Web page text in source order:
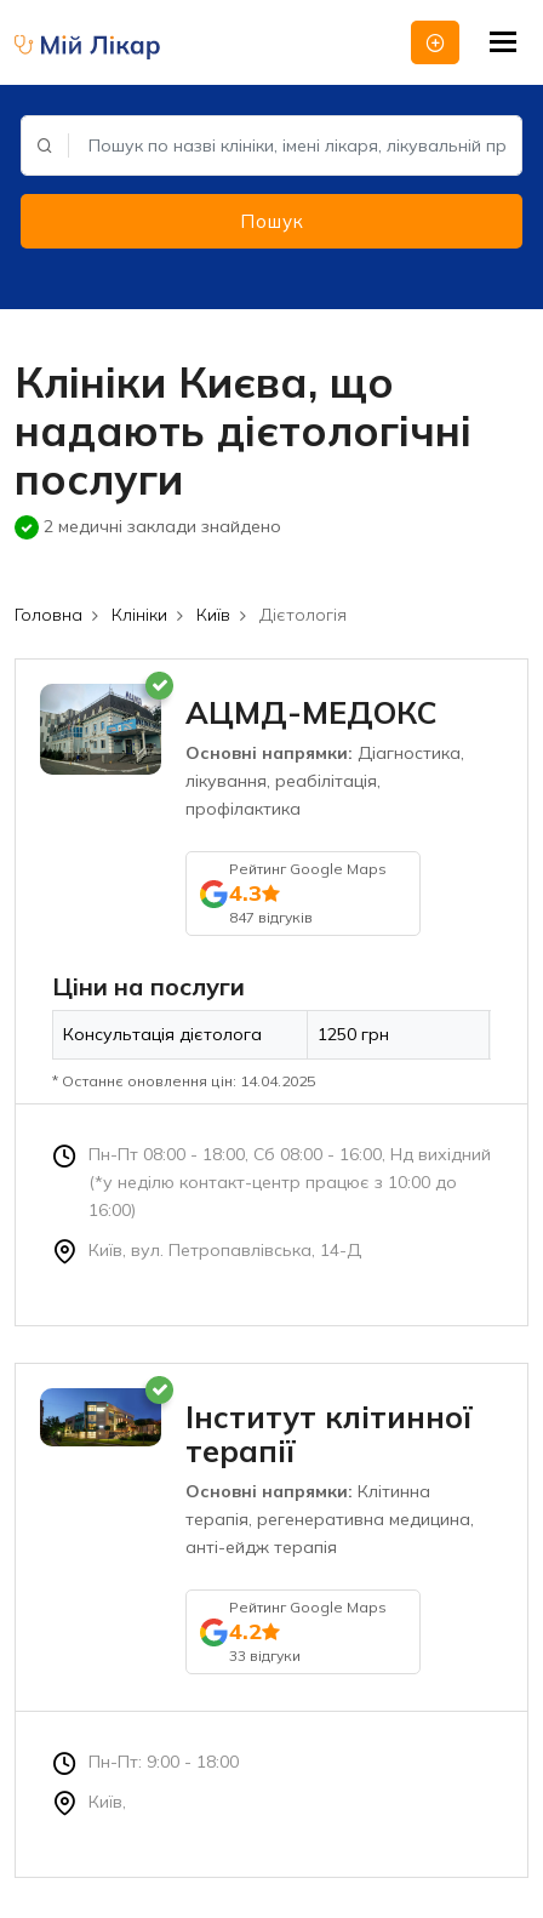
Пошук
Клініки Києва, що
надають дієтологічні
послуги
2 медичні заклади знайдено
Головна Клініки Київ Дієтологія
АЦМД-МЕДОКС
Основні напрямки: Діагностика,
лікування, реабілітація,
профілактика
Рейтинг Google Maps
4.3
847 відгуків
Ціни на послуги
Консультація дієтолога 1250 грн
* Останнє оновлення цін: 14.04.2025
Пн-Пт 08:00 - 18:00, Сб 08:00 - 16:00, Нд вихідний
(*у неділю контакт-центр працює з 10:00 до
16:00)
Київ, вул. Петропавлівська, 14-Д
Інститут клітинної
терапії
Основні напрямки: Клітинна
терапія, регенеративна медицина,
анті-ейдж терапія
Рейтинг Google Maps
4.2
33 відгуки
Пн-Пт: 9:00 - 18:00
Київ,